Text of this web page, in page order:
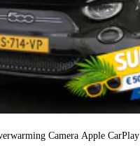
Camera Apple CarPlay